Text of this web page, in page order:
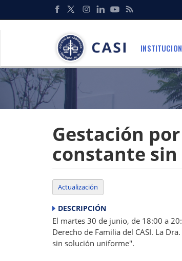
Redes
Sociales
Menu
Gestación
constante
Actualización
DESCRIPCIÓN
El martes 30 de junio, de 18:00 a
Derecho de Familia del CASI. La
sin solución uniforme".